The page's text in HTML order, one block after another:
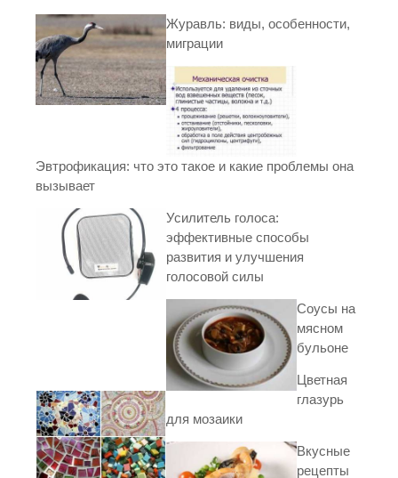
Журавль: виды, особенности,
миграции
Эвтрофикация: что это такое и какие проблемы она
вызывает
Усилитель голоса:
эффективные способы
развития и улучшения
голосовой силы
Соусы на
мясном
бульоне
Цветная
глазурь
для мозаики
Вкусные
рецепты